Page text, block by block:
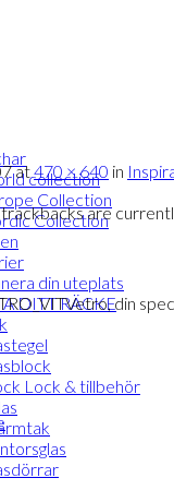
collection
Collection
Collection
din uteplats
DITT RÄCKE
Lock & tillbehör
at470 × 640 in
are
Vetro, din